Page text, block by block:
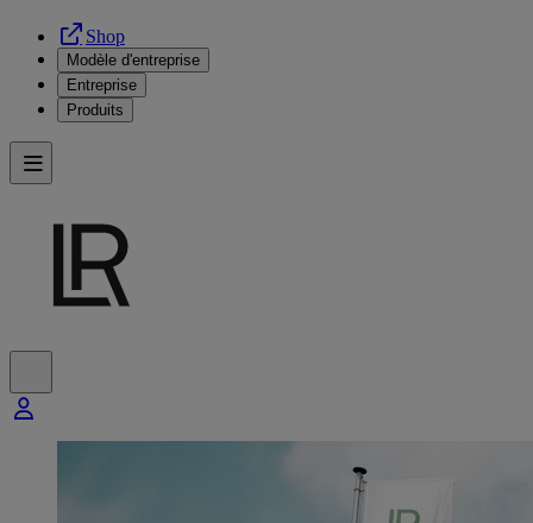
Shop
Modèle d'entreprise
Entreprise
Produits